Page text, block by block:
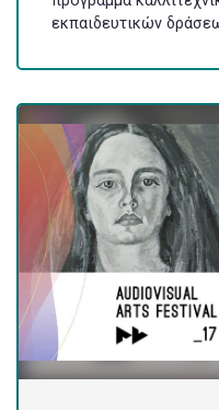
εκπαιδευτικών